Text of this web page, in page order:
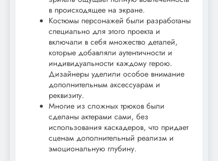
в происходящее на экране.
Костюмы персонажей были разработаны
специально для этого проекта и
включали в себя множество деталей,
которые добавляли аутентичности и
индивидуальности каждому герою.
Дизайнеры уделили особое внимание
дополнительным аксессуарам и
реквизиту.
Многие из сложных трюков были
сделаны актерами сами, без
использования каскадеров, что придает
сценам дополнительный реализм и
эмоциональную глубину.